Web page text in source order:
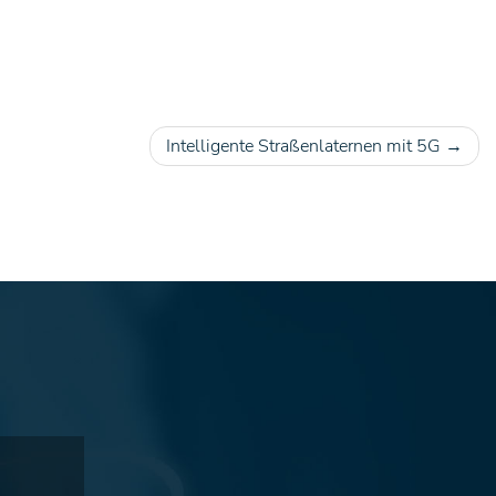
Intelligente Straßenlaternen mit 5G